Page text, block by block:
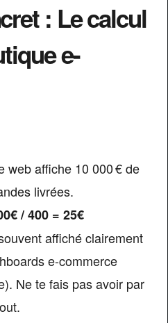
: Le calcul
e-
web affiche 10 000 € de
livrées.
/ 400 = 25€
affiché clairement
e-commerce
Ne te fais pas avoir par